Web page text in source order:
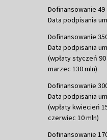
Dofinansowanie 49
Data podpisania
Dofinansowanie
Data podpisania
(wpłaty styczeń
marzec 130 mln)
Dofinansowanie
Data podpisania
(wpłaty kwiecień
czerwiec 10 mln)
Dofinansowanie